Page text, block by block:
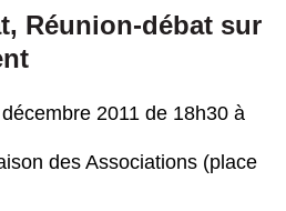
Réunion-débat sur
2011 de 18h30 à
des Associations (place